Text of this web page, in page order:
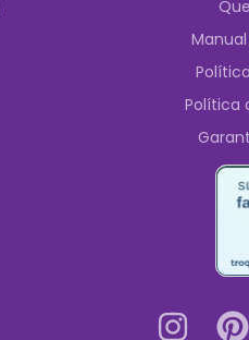
Política